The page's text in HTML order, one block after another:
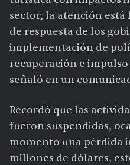
sector, la atención está
de respuesta de los
implementación de
recuperación e
señaló en un
Recordó que las
fueron suspendidas,
momento una pérdida
millones de dólares,